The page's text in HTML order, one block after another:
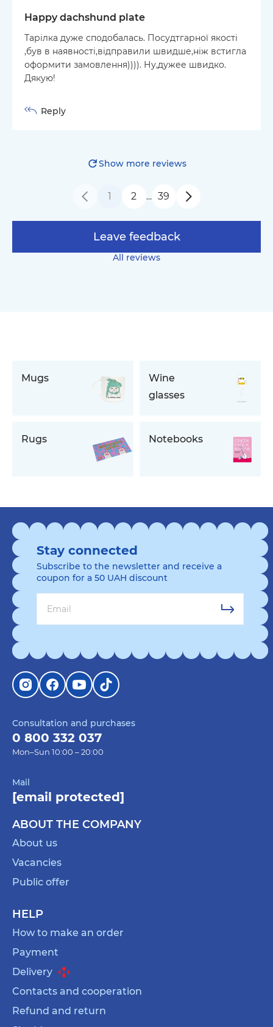
Happy dachshund plate
Тарілка дуже сподобалась. Посудтгарної якості
,був в наявності,відправили швидше,ніж встигла
оформити замовлення)))). Ну,дужее швидко.
Дякую!
Reply
All reviews
Leave feedback
Show more reviews
1 2 … 39
Mugs
Wine
glasses
Rugs Notebooks
Consultation and purchases
0 800 332 037
Mon–Sun 10:00 – 20:00
Mail
[email protected]
ABOUT THE COMPANY
About us
Vacancies
Public offer
HELP
How to make an order
Payment
Delivery
Contacts and cooperation
Refund and return
Stay connected
Subscribe to the newsletter and receive a
coupon for a 50 UAH discount